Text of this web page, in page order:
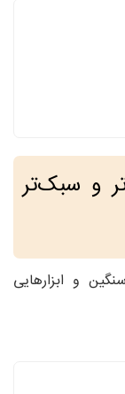
و سبک‌تر
و ابزارهایی